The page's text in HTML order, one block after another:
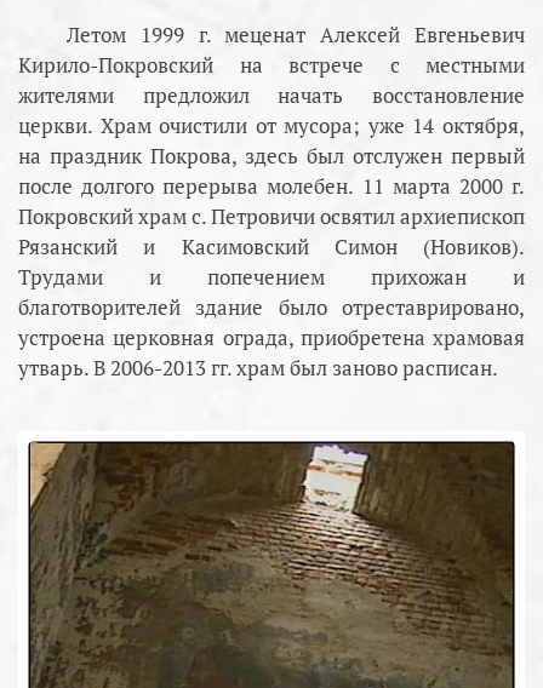
Летом 1999 г. меценат Алексей Евгеньевич
Кирило-Покровский на встрече с местными
жителями предложил начать восстановление
церкви. Храм очистили от мусора; уже 14 октября,
на праздник Покрова, здесь был отслужен первый
после долгого перерыва молебен. 11 марта 2000 г.
Покровский храм с. Петровичи освятил архиепископ
Рязанский и Касимовский Симон (Новиков).
Трудами и попечением прихожан и
благотворителей здание было отреставрировано,
устроена церковная ограда, приобретена храмовая
утварь. В 2006-2013 гг. храм был заново расписан.